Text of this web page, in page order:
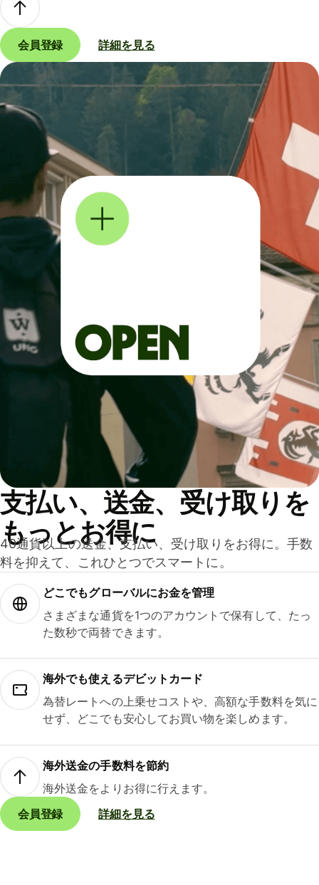
会員登録 詳細を見る
支払い、送金、受け取りを
もっとお得に
40通貨以上の送金、支払い、受け取りをお得に。手数
料を抑えて、これひとつでスマートに。
どこでもグ⁠ロ⁠ー⁠バ⁠ルにお金を管理
さまざまな通貨を1つのアカウントで保有して、たっ
た数秒で両替できます。
海外でも使えるデビットカード
為替レートへの上乗せコストや、高額な手数料を気に
せず、どこでも安心してお買い物を楽しめます。
海外送金の手数料を節約
海外送金をよりお得に行えます。
会員登録
詳細を見る